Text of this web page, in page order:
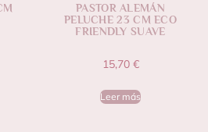
PASTOR ALEMÁN
PELUCHE 23 CM ECO
FRIENDLY SUAVE
15,70 €
Leer más